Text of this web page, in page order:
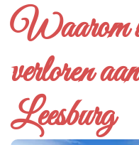
Waarom
verloren
Leesburg